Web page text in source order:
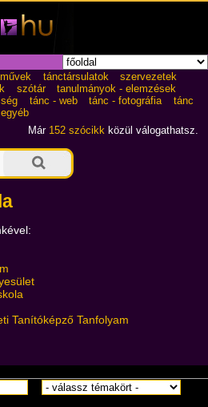
tánctársulatok
szervezetek
szótár
tanulmányok - elemzések
tánc - web tánc - fotográfia
tánc
egyéb
Már 152 szócikk közül válogathatsz.
Tanítóképző Tanfolyam